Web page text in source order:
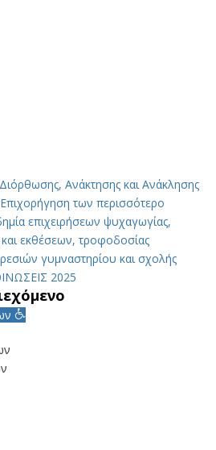
Ανάκτησης και Ανάκλησης
των περισσότερο
επιχειρήσεων ψυχαγωγίας,
εκθέσεων, τροφοδοσίας
γυμναστηρίου και σχολής
2025